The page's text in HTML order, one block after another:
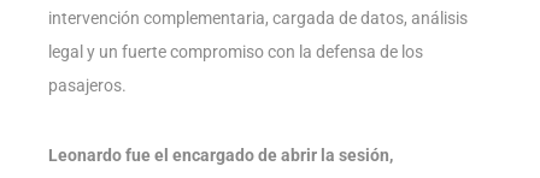
intervención complementaria, cargada de datos, análisis
legal y un fuerte compromiso con la defensa de los
pasajeros.
Leonardo fue el encargado de abrir la sesión,